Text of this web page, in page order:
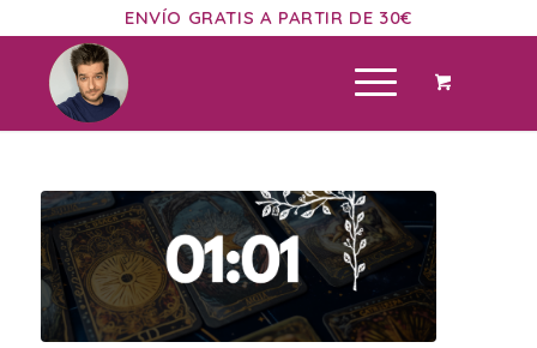
ENVÍO GRATIS A PARTIR DE 30€